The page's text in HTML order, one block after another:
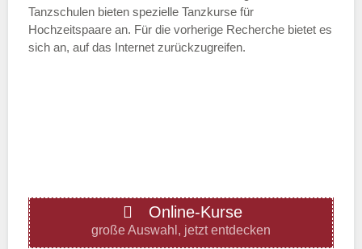
ÖFFNUNGSZEITEN HINZUFÜGEN
Donnerstag
Tanzschulen bieten spezielle Tanzkurse für
Hochzeitspaare an. Für die vorherige Recherche bietet es
sich an, auf das Internet zurückzugreifen.
Online-Kurse
große Auswahl, jetzt entdecken